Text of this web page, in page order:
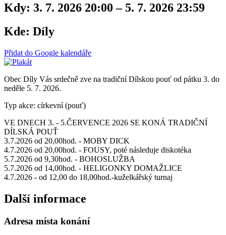
Kdy: 3. 7. 2026 20:00 – 5. 7. 2026 23:59
Kde: Díly
Přidat do Google kalendáře
Obec Díly Vás srdečně zve na tradiční Dílskou pouť od pátku 3. do
neděle 5. 7. 2026.
Typ akce: církevní (pouť)
VE DNECH 3. - 5.ČERVENCE 2026 SE KONÁ TRADIČNÍ
DÍLSKÁ POUŤ
3.7.2026 od 20,00hod. - MOBY DICK
4.7.2026 od 20,00hod. - FOUSY, poté následuje diskotéka
5.7.2026 od 9,30hod. - BOHOSLUŽBA
5.7.2026 od 14,00hod. - HELIGONKY DOMAŽLICE
4.7.2026 - od 12,00 do 18,00hod.-kuželkářský turnaj
Další informace
Adresa místa konání